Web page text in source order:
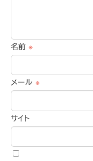
名前 ※
メール ※
サイト